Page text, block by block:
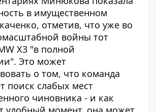
в имущественном
отметив, что уже во
войны тот
X3 "в полной
Это может
о том, что команда
поиск слабых мест
чиновника - и как